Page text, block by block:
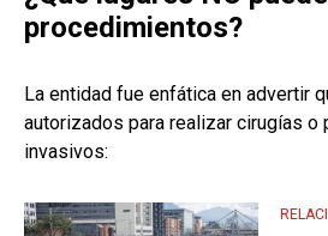
procedimientos?
La entidad fue enfática en advertir
autorizados para realizar cirugías o
invasivos: